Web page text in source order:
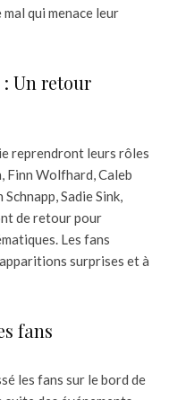
qui menace leur
: Un retour
reprendront leurs rôles
Finn Wolfhard, Caleb
Sadie Sink,
de retour pour
Les fans
surprises et à
fans
les fans sur le bord de